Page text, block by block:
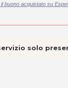
buono acquistato su
solo